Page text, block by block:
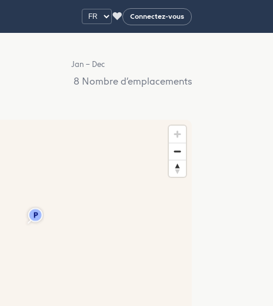
♥ Connectez-vous
Jan – Dec
8 Nombre d’emplacements